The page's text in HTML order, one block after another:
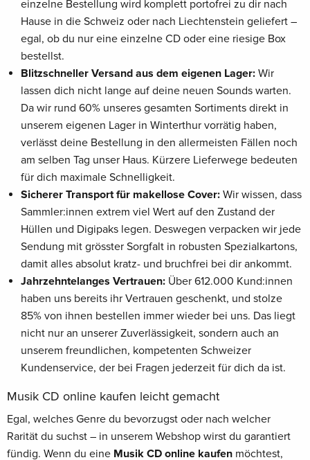
einzelne Bestellung wird komplett portofrei zu dir nach
Hause in die Schweiz oder nach Liechtenstein geliefert –
egal, ob du nur eine einzelne CD oder eine riesige Box
bestellst.
Blitzschneller Versand aus dem eigenen Lager: Wir
lassen dich nicht lange auf deine neuen Sounds warten.
Da wir rund 60% unseres gesamten Sortiments direkt in
unserem eigenen Lager in Winterthur vorrätig haben,
verlässt deine Bestellung in den allermeisten Fällen noch
am selben Tag unser Haus. Kürzere Lieferwege bedeuten
für dich maximale Schnelligkeit.
Sicherer Transport für makellose Cover: Wir wissen, dass
Sammler:innen extrem viel Wert auf den Zustand der
Hüllen und Digipaks legen. Deswegen verpacken wir jede
Sendung mit grösster Sorgfalt in robusten Spezialkartons,
damit alles absolut kratz- und bruchfrei bei dir ankommt.
Jahrzehntelanges Vertrauen: Über 612.000 Kund:innen
haben uns bereits ihr Vertrauen geschenkt, und stolze
85% von ihnen bestellen immer wieder bei uns. Das liegt
nicht nur an unserer Zuverlässigkeit, sondern auch an
unserem freundlichen, kompetenten Schweizer
Kundenservice, der bei Fragen jederzeit für dich da ist.
Musik CD online kaufen leicht gemacht
Egal, welches Genre du bevorzugst oder nach welcher
Rarität du suchst – in unserem Webshop wirst du garantiert
fündig. Wenn du eine Musik CD online kaufen möchtest,